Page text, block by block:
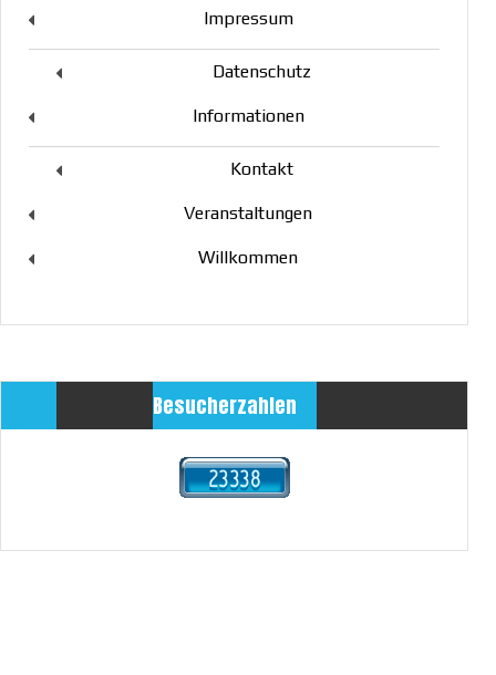
Impressum
Datenschutz
Informationen
Kontakt
Veranstaltungen
Willkommen
Besucherzahlen